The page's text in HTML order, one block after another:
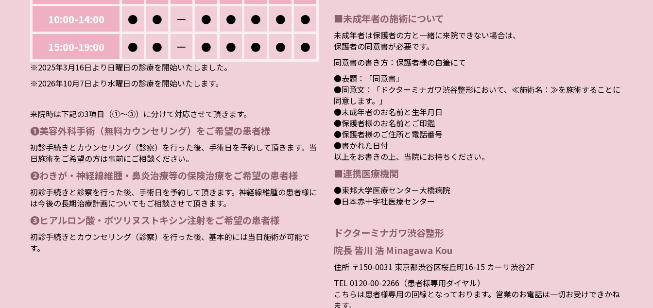
10:00-14:00
● ● ー ● ● ● ●
●
15:00-19:00
● ● ー ● ● ● ● ●
※2025年3月16日より日曜日の診療を開始いたしました。
※2026年10月7日より水曜日の診療を開始いたします。
来院時は下記の3項目（①～③）に分けて対応させて頂きます。
❶美容外科手術（無料カウンセリング）をご希望の患者様
初診手続きとカウンセリング（診察）を行った後、手術日を予約して頂きます。当
日施術をご希望の方は事前にご相談ください。
❷わきが・神経線維腫・鼻炎治療等の保険治療をご希望の患者様
初診手続きと診察を行った後、手術日を予約して頂きます。神経線維腫の患者様に
は今後の長期治療計画についてもご相談させて頂きます。
❸ヒアルロン酸・ボツリヌストキシン注射をご希望の患者様
初診手続きとカウンセリング（診察）を行った後、基本的には当日施術が可能で
す。
■未成年者の施術について
未成年者は保護者の方と一緒に来院できない場合は、
保護者の同意書が必要です。
同意書の書き方：保護者様の自筆にて
●表題：「同意書」
●同意文：「ドクターミナガワ渋谷整形において、≪施術名：≫を施術することに
同意します。」
●未成年者のお名前と生年月日
●保護者様のお名前とご印鑑
●保護者様のご住所と電話番号
●書かれた日付
以上をお書きの上、当院にお持ちください。
■連携医療機関
●東邦大学医療センター大橋病院
●日本赤十字社医療センター
ドクターミナガワ渋谷整形
院長 皆川 浩 Minagawa Kou
住所 〒150-0031 東京都渋谷区桜丘町16-15 カーサ渋谷2F
TEL 0120-00-2266（患者様専用ダイヤル）
こちらは患者様専用の回線となっております。営業のお電話は一切お受けできかね
ます。